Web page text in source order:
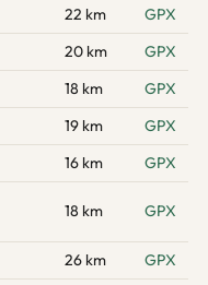
22 km
GPX
20 km
GPX
18 km
GPX
19 km
GPX
16 km
GPX
18 km GPX
26 km
GPX